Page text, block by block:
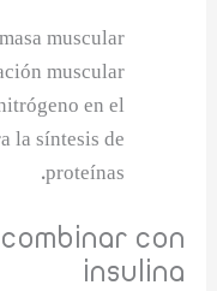
muscular.
muscular.
en el
la síntesis de
proteínas.
con
insulina